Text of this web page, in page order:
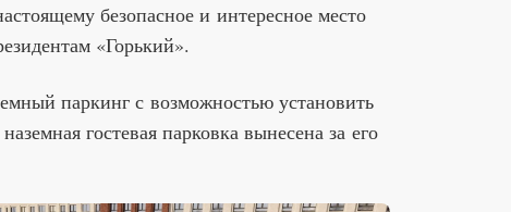
безопасное и интересное место
«Горький».
паркинг с возможностью установить
гостевая парковка вынесена за его